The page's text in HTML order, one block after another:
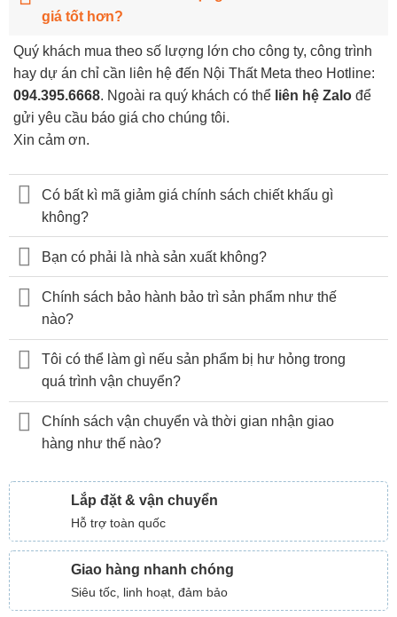
giá tốt hơn?
Quý khách mua theo số lượng lớn cho công ty, công trình
hay dự án chỉ cần liên hệ đến Nội Thất Meta theo Hotline:
094.395.6668. Ngoài ra quý khách có thể liên hệ Zalo để
gửi yêu cầu báo giá cho chúng tôi.
Xin cảm ơn.
Có bất kì mã giảm giá chính sách chiết khấu gì
không?
Bạn có phải là nhà sản xuất không?
Chính sách bảo hành bảo trì sản phẩm như thế
nào?
Tôi có thể làm gì nếu sản phẩm bị hư hỏng trong
quá trình vận chuyển?
Chính sách vận chuyển và thời gian nhận giao
hàng như thế nào?
Lắp đặt & vận chuyển
Hỗ trợ toàn quốc
Giao hàng nhanh chóng
Siêu tốc, linh hoạt, đảm bảo